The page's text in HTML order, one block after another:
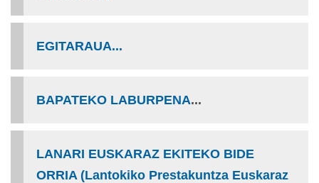
EGITARAUA...
BAPATEKO LABURPENA...
LANARI EUSKARAZ EKITEKO BIDE
ORRIA (Lantokiko Prestakuntza Euskaraz